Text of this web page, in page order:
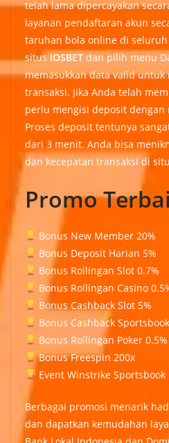
telah lama dipercayakan
layanan pendaftaran akun
taruhan bola online di seluruh
situsIOSBET dan pilih menu
memasukkan data valid untuk
transaksi. Jika Anda telah
perlu mengisi deposit dengan
Proses deposit tentunya
dari 3 menit. Anda bisa
dan kecepatan transaksi di
Promo
Bonus New Member 20%
Bonus Deposit Harian 5%
Bonus Rollingan Slot 0.7%
Bonus Rollingan Casino
Bonus Cashback Slot 5%
Bonus Cashback
Bonus Rollingan Poker 0.5%
Bonus Freespin 200x
Event Winstrike Sportsbook
Berbagai promosi menarik
dan dapatkan kemudahan